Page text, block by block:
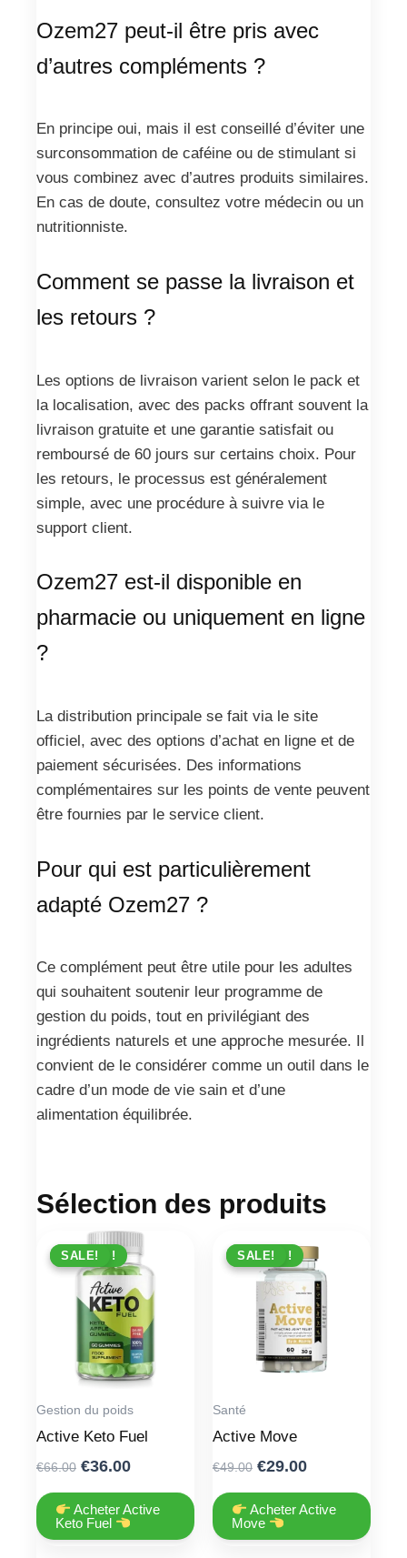
Ozem27 peut-il être pris avec
d’autres compléments ?
En principe oui, mais il est conseillé d’éviter une
surconsommation de caféine ou de stimulant si
vous combinez avec d’autres produits similaires.
En cas de doute, consultez votre médecin ou un
nutritionniste.
Comment se passe la livraison et
les retours ?
Les options de livraison varient selon le pack et
la localisation, avec des packs offrant souvent la
livraison gratuite et une garantie satisfait ou
remboursé de 60 jours sur certains choix. Pour
les retours, le processus est généralement
simple, avec une procédure à suivre via le
support client.
Ozem27 est-il disponible en
pharmacie ou uniquement en ligne
?
La distribution principale se fait via le site
officiel, avec des options d’achat en ligne et de
paiement sécurisées. Des informations
complémentaires sur les points de vente peuvent
être fournies par le service client.
Pour qui est particulièrement
adapté Ozem27 ?
Ce complément peut être utile pour les adultes
qui souhaitent soutenir leur programme de
gestion du poids, tout en privilégiant des
ingrédients naturels et une approche mesurée. Il
convient de le considérer comme un outil dans le
cadre d’un mode de vie sain et d’une
alimentation équilibrée.
Sélection des produits
PROMO !
SALE!
Gestion du poids
Active Keto Fuel
€66.00 Original
was:
€66.00.
€36.00Current
is:
Acheter Active
Keto Fuel
PROMO !
SALE!
Santé
Active Move
€49.00 Original
was:
€49.00.
€29.00Current
is:
Acheter Active
Move